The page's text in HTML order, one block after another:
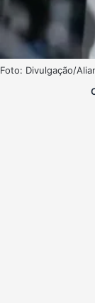
Foto: Divulgação/